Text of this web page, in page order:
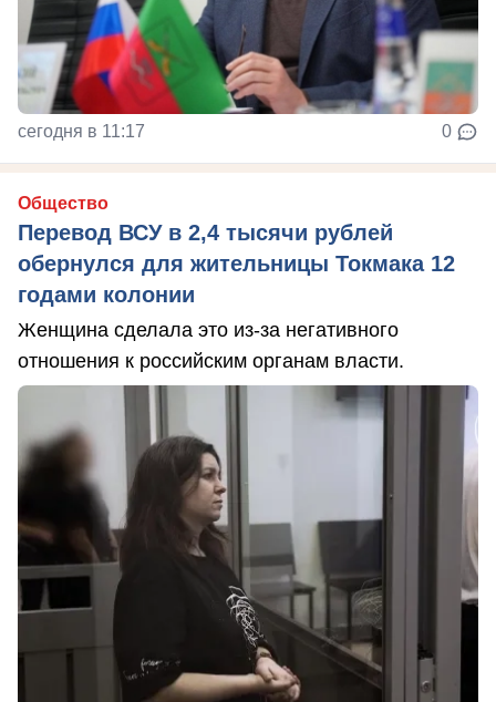
сегодня в 11:17 0
Общество
Перевод ВСУ в 2,4 тысячи рублей
обернулся для жительницы Токмака 12
годами колонии
Женщина сделала это из-за негативного
отношения к российским органам власти.